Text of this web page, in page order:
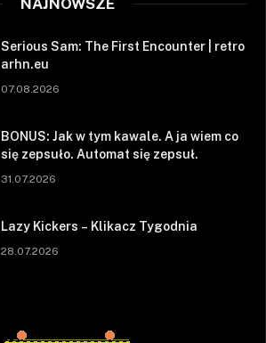
Serious Sam: The First Encounter | retro
arhn.eu
07.08.2026
BONUS: Jak w tym kawale. A ja wiem co
się zepsuło. Automat się zepsuł.
31.07.2026
Lazy Kickers – Klikacz Tygodnia
28.07.2026